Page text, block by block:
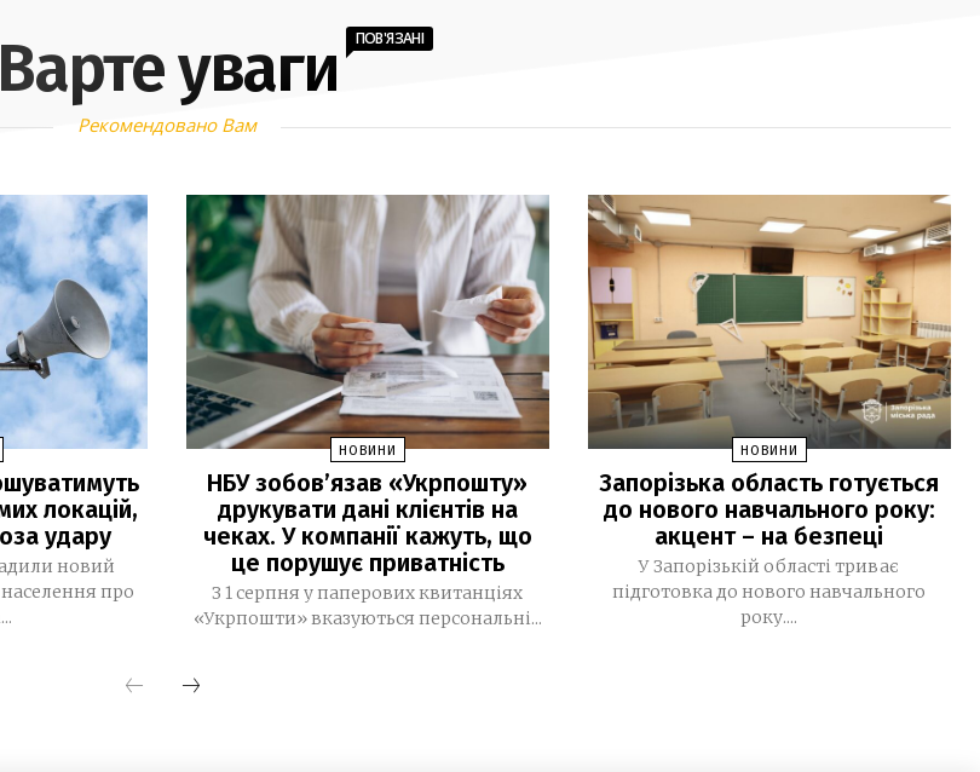
15:36 Світлана Карпенко: «Ми втратили
«Трудової слави» відновила роботу
після релокації, сформувала нову
мультимедійну команду та шукає
модель майбутнього
29 ЛИПНЯ, 2026
17:37
Тоталітарне безумство Державної
Думи
Алгоритм безпеки для журналіста:
вчасно почути «Чуйку» оцінити
ризики і діяти
«Dovidka.Крим»: нова безпекова
інструкція для жителів тимчасово
окупованого Криму від Dovidka.info
Варте уваги ПОВ'ЯЗАНІ
Рекомендовано Вам
локацій,
удару
новий
про
НОВИНИ
НБУ зобов’язав «Укрпошту»
друкувати дані клієнтів на
чеках. У компанії кажуть, що
це порушує приватність
З 1 серпня у паперових квитанціях
«Укрпошти» вказуються персональні...
НОВИНИ
Запорізька область готується
до нового навчального року:
акцент – на безпеці
У Запорізькій області триває
підготовка до нового навчального
року....